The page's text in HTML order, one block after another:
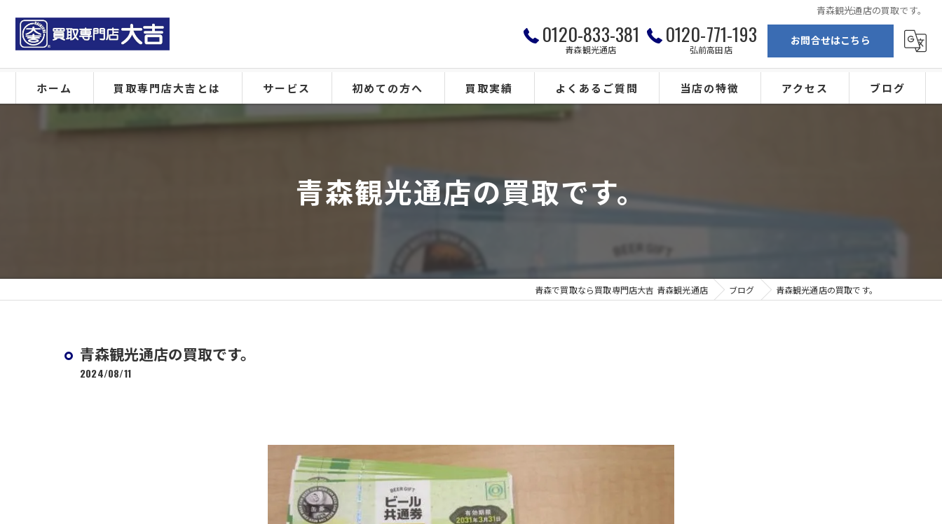
青森観光通店の買取です。
0120-833-381
青森観光通店
0120-771-193
弘前高田店
お問合せはこちら
ホーム 買取専門店大吉とは サービス 初めての方へ 買取実績 よくあるご質問 当店の特徴 アクセス ブログ
青森観光通店の買取です。
青森で買取なら買取専門店大吉 青森観光通店 ブログ 青森観光通店の買取です。
青森観光通店の買取です。
2024/08/11